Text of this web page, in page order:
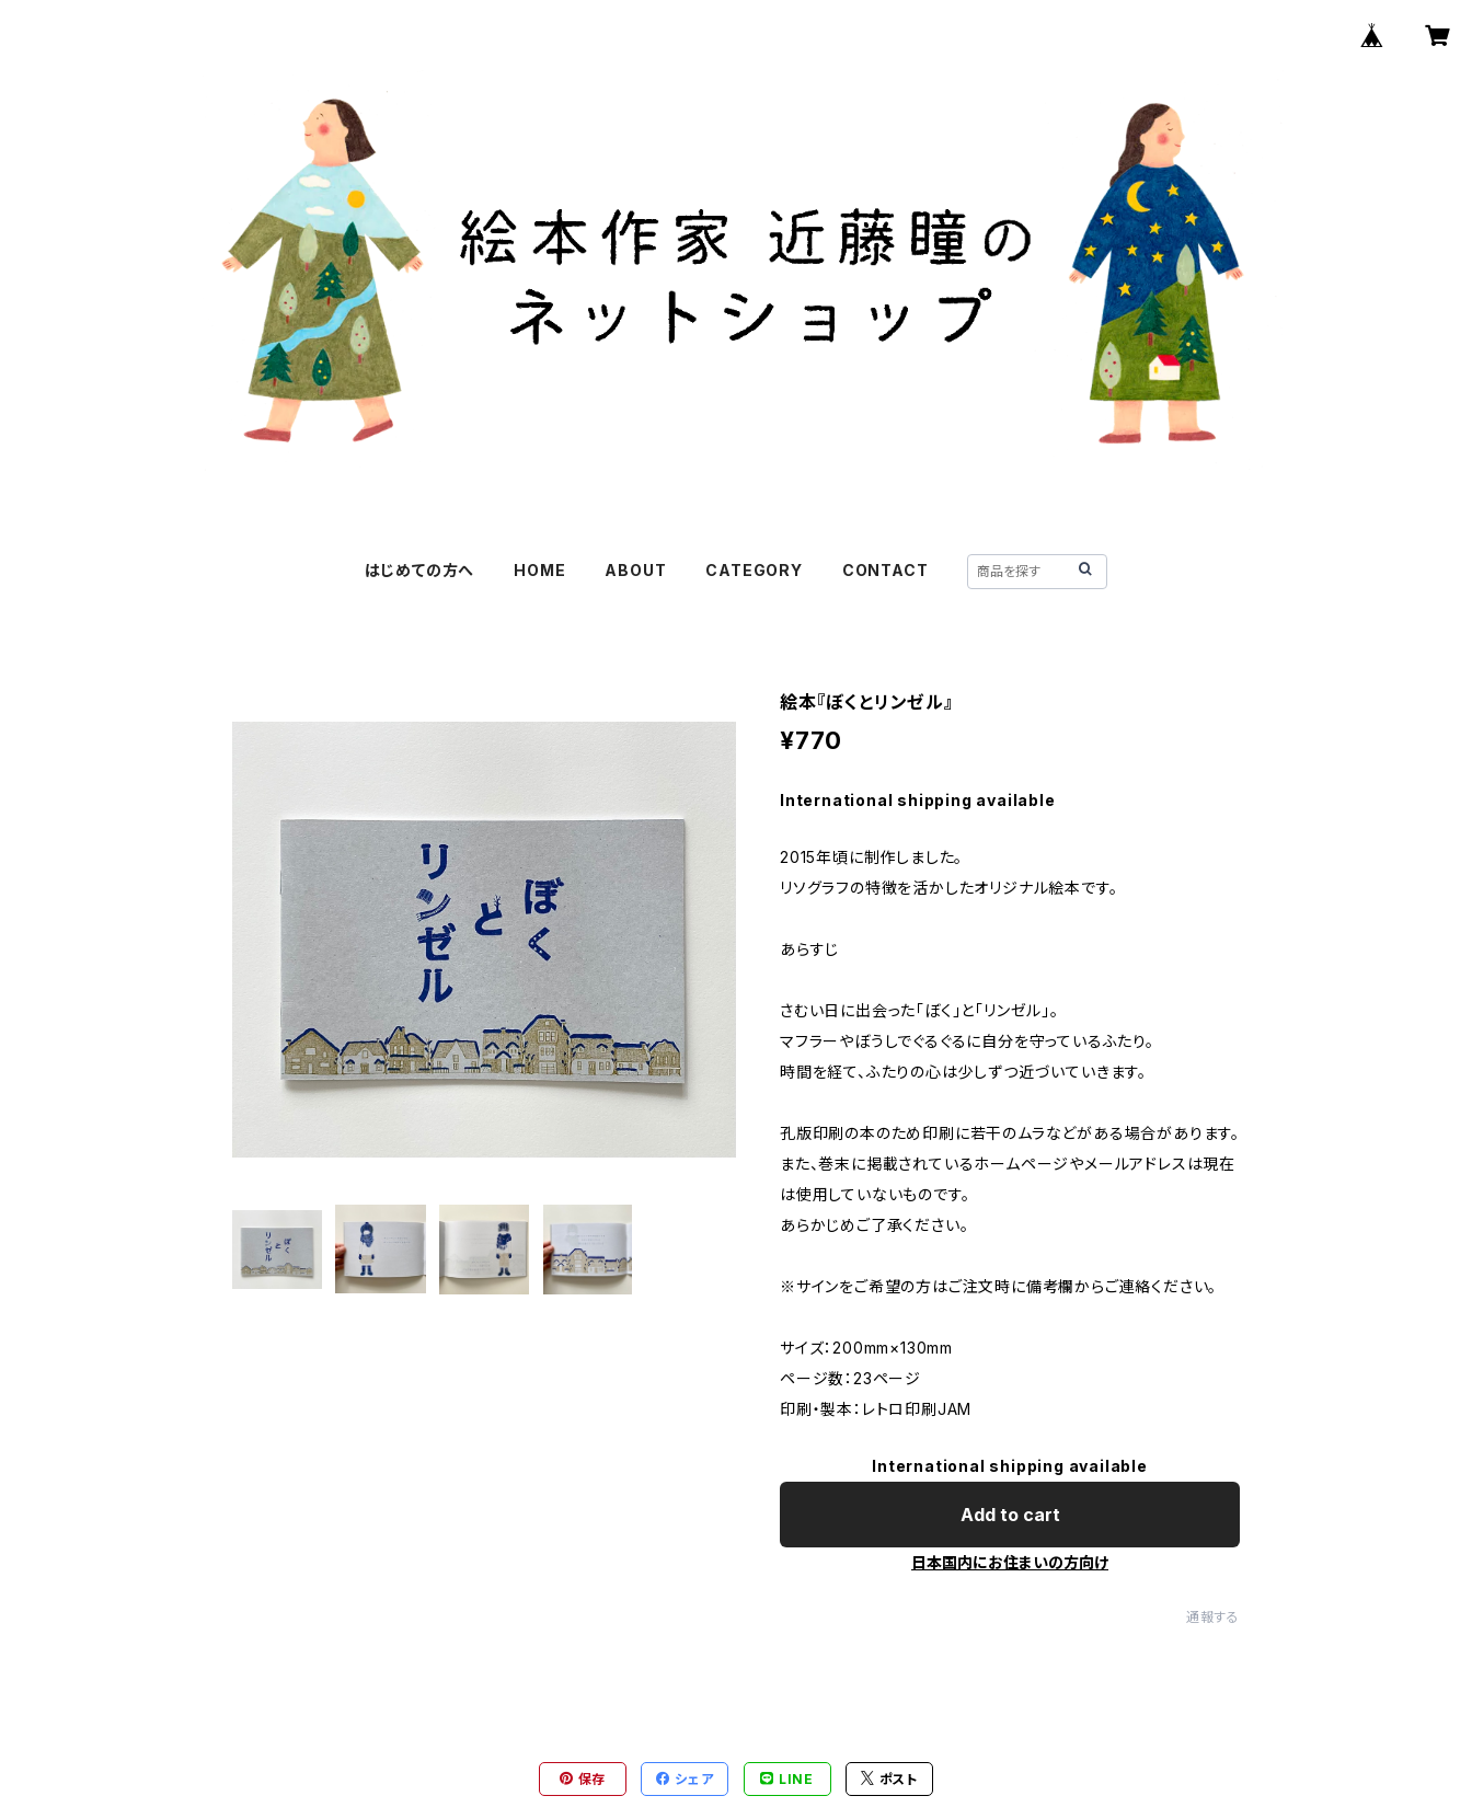
はじめての方へ HOME ABOUT CATEGORY CONTACT
絵本『ぼくとリンゼル』
¥770
International shipping available
2015年頃に制作しました。
リソグラフの特徴を活かしたオリジナル絵本です。
あらすじ
さむい日に出会った「ぼく」と「リンゼル」。
マフラーやぼうしでぐるぐるに自分を守っているふたり。
時間を経て、ふたりの心は少しずつ近づいていきます。
孔版印刷の本のため印刷に若干のムラなどがある場合があります。
また、巻末に掲載されているホームページやメールアドレスは現在
は使用していないものです。
あらかじめご了承ください。
※サインをご希望の方はご注文時に備考欄からご連絡ください。
サイズ：200mm×130mm
ページ数：23ページ
印刷・製本：レトロ印刷JAM
International shipping available
Add to cart
日本国内にお住まいの方向け
通報する
保存 シェア LINE ポスト